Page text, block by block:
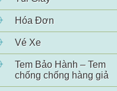
Hóa Đơn
Vé Xe
Tem Bảo Hành – Tem
chống chống hàng giả